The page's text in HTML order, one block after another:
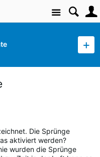
Site
Die Sprünge
aktiviert werden?
wurden die Sprünge